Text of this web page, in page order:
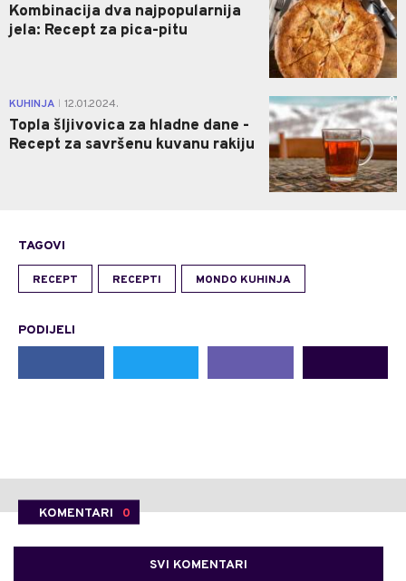
Kombinacija dva najpopularnija
jela: Recept za pica-pitu
KUHINJA 12.01.2024.
Topla šljivovica za hladne dane -
Recept za savršenu kuvanu rakiju
0
TAGOVI
RECEPT RECEPTI MONDO KUHINJA
PODIJELI
KOMENTARI 0
SVI KOMENTARI